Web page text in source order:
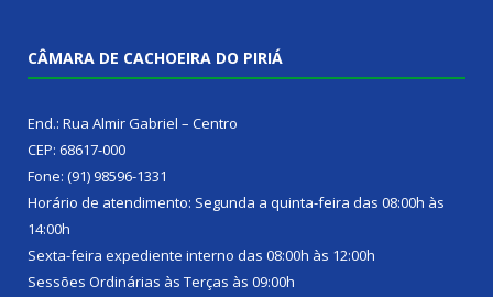
CÂMARA DE CACHOEIRA DO PIRIÁ
End.: Rua Almir Gabriel – Centro
CEP: 68617-000
Fone: (91) 98596-1331
Horário de atendimento: Segunda a quinta-feira das 08:00h às
14:00h
Sexta-feira expediente interno das 08:00h às 12:00h
Sessões Ordinárias às Terças às 09:00h